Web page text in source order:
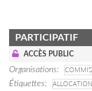
PARTICIPATIF
ACCÈS PUBLIC
Organisations
Étiquettes